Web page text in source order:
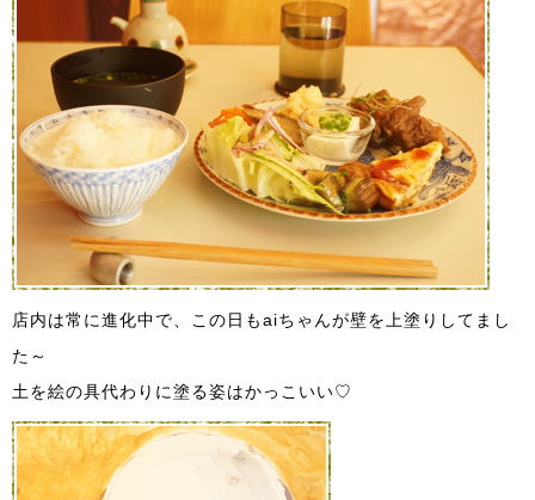
店内は常に進化中で、この日もaiちゃんが壁を上塗りしてまし
た～
土を絵の具代わりに塗る姿はかっこいい♡